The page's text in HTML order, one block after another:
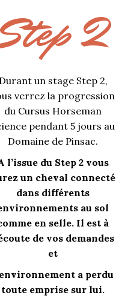
2
Durant un stage Step 2,
verrez la progression
du Cursus Horseman
pendant 5 jours au
Domaine de Pinsac.
l’issue du Step 2 vous
un cheval connecté
dans différents
au sol
en selle. Il est à
de vos demandes
et
a perdu
toute emprise sur lui.